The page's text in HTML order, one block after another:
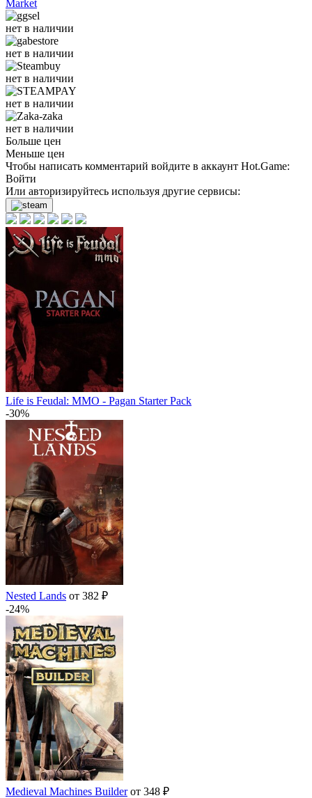
Market
нет в наличии
нет в наличии
нет в наличии
нет в наличии
нет в наличии
Больше цен
Меньше цен
Чтобы написать комментарий войдите в аккаунт Hot.Game:
Войти
Или авторизируйтесь используя другие сервисы:
Life is Feudal: MMO - Pagan Starter Pack
-30%
Nested Lands от 382 ₽
-24%
Medieval Machines Builderот 348 ₽